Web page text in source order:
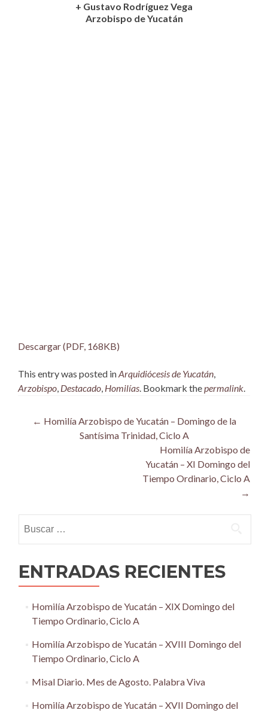
+ Gustavo Rodríguez Vega
Arzobispo de Yucatán
Descargar (PDF, 168KB)
This entry was posted inArquidiócesis de Yucatán,
Arzobispo, Destacado, Homilías. Bookmark thepermalink.
Post
navigation
← Homilía Arzobispo de Yucatán – Domingo de la
Santísima Trinidad, Ciclo A
Homilía Arzobispo de
Yucatán – XI Domingo del
Tiempo Ordinario, Ciclo A
→
ENTRADAS RECIENTES
Homilía Arzobispo de Yucatán – XIX Domingo del
Tiempo Ordinario, Ciclo A
Homilía Arzobispo de Yucatán – XVIII Domingo del
Tiempo Ordinario, Ciclo A
Misal Diario. Mes de Agosto. Palabra Viva
Homilía Arzobispo de Yucatán – XVII Domingo del